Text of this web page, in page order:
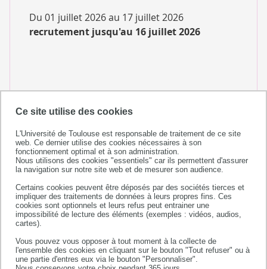
Ce site utilise des cookies
L'Université de Toulouse est responsable de traitement de ce site
web. Ce dernier utilise des cookies nécessaires à son
fonctionnement optimal et à son administration.
Nous utilisons des cookies "essentiels" car ils permettent d'assurer
la navigation sur notre site web et de mesurer son audience.
Certains cookies peuvent être déposés par des sociétés tierces et
impliquer des traitements de données à leurs propres fins. Ces
cookies sont optionnels et leurs refus peut entrainer une
impossibilité de lecture des éléments (exemples : vidéos, audios,
cartes).
Vous pouvez vous opposer à tout moment à la collecte de
l'ensemble des cookies en cliquant sur le bouton "Tout refuser" ou à
une partie d'entres eux via le bouton "Personnaliser".
Du 01 juillet 2026 au 17 juillet 2026
recrutement jusqu'au 16 juillet 2026
Lieu(x)
SCUIO-IP de l'université de Toulouse
+ d'infos
+ d’infos :premiercampus.ut3@univ-tlse3.fr